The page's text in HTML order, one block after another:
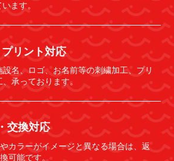
ます。
リント対応
設名、ロゴ、お名前等の刺繍加工、プリ
、承っております。
交換対応
カラーがイメージと異なる場合は、返
可能です。